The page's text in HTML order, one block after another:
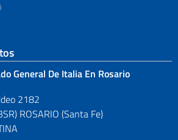
footer
General De Italia En Rosario
2182
ROSARIO (Santa Fe)